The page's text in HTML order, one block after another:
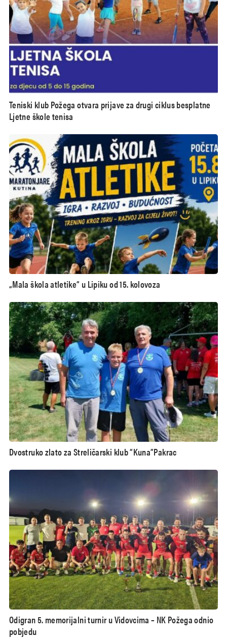
Teniski klub Požega otvara prijave za drugi ciklus besplatne
Ljetne škole tenisa
„Mala škola atletike“ u Lipiku od 15. kolovoza
Dvostruko zlato za Streličarski klub “Kuna”Pakrac
Odigran 5. memorijalni turnir u Vidovcima – NK Požega odnio
pobjedu